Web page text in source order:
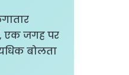
एक जगह पर
बोलता